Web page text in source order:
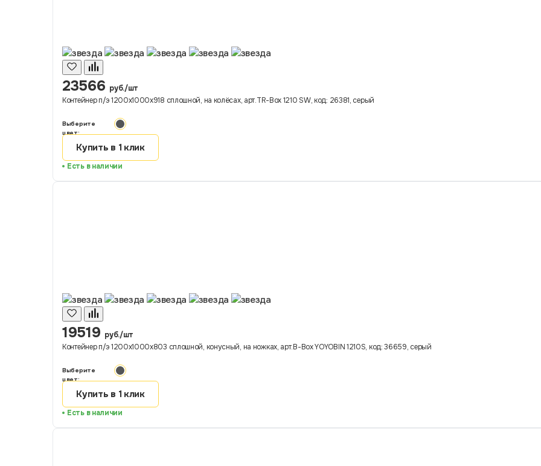
23566 руб./шт
Контейнер п/э 1200х1000х918 сплошной, на колёсах, арт.TR-Box 1210 SW, код: 26381, серый
Выберите
цвет:
Купить в 1 клик
Есть в наличии
19519 руб./шт
Контейнер п/э 1200х1000х803 сплошной, конусный, на ножках, арт.B-Box YOYOBIN 1210S, код: 36659, серый
Выберите
цвет:
Купить в 1 клик
Есть в наличии